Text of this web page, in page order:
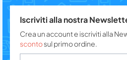
Iscriviti alla nostra
Crea un account e iscriviti alla
scontosul primo ordine.